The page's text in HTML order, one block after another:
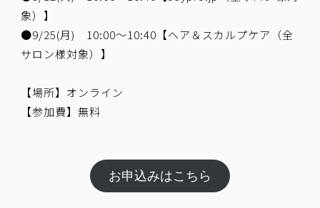
象）】
●9/25(月) 10:00～10:40【ヘア＆スカルプケア（全
サロン様対象）】
【場所】オンライン
【参加費】無料
お申込みはこちら